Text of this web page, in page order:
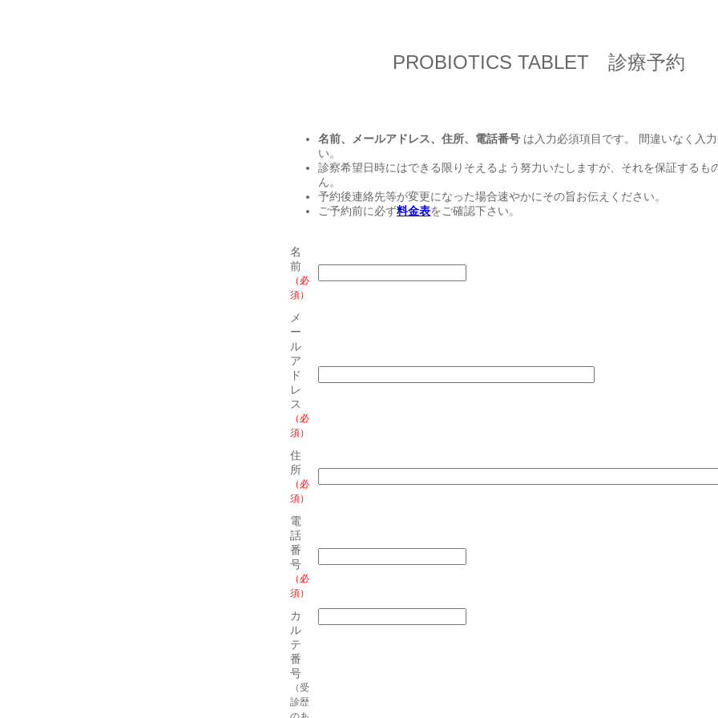
PROBIOTICS TABLET 診療予約
名前、メールアドレス、住所、電話番号 は入力必須項目です。 間違いなく入
い。
診察希望日時にはできる限りそえるよう努力いたしますが、それを保証するも
ん。
予約後連絡先等が変更になった場合速やかにその旨お伝えください。
ご予約前に必ず料金表をご確認下さい。
名
前
（必
須）
メ
ー
ル
ア
ド
レ
ス
（必
須）
住
所
（必
須）
電
話
番
号
（必
須）
カ
ル
テ
番
号
（受
診歴